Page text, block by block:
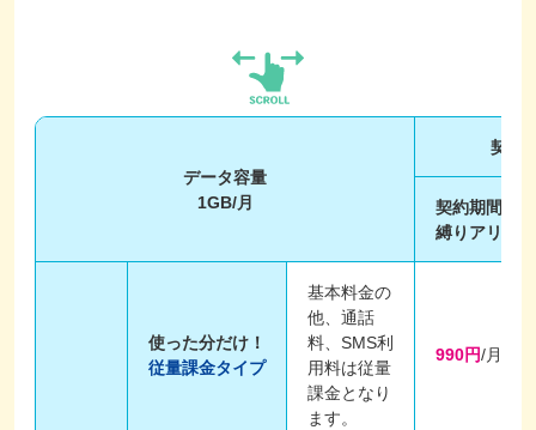
データ容量
1GB/月
契約
契約期間
縛りアリ
使った分だけ！
従量課金タイプ
基本料金の
他、通話
料、SMS利
用料は従量
課金となり
ます。
990円/月